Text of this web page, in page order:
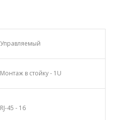
Управляемый
Монтаж в стойку - 1U
RJ-45 - 16